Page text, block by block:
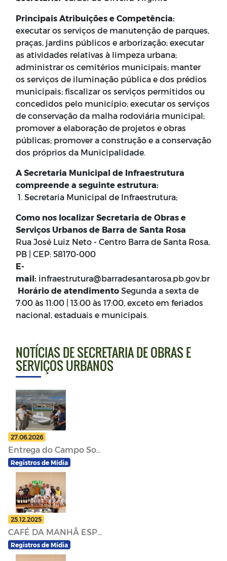
Principais Atribuições e Competência:
executar os serviços de manutenção de parques,
praças, jardins públicos e arborização; executar
as atividades relativas à limpeza urbana;
administrar os cemitérios municipais; manter
os serviços de iluminação pública e dos prédios
municipais; fiscalizar os serviços permitidos ou
concedidos pelo município; executar os serviços
de conservação da malha rodoviária municipal;
promover a elaboração de projetos e obras
públicas; promover a construção e a conservação
dos próprios da Municipalidade.
A Secretaria Municipal de Infraestrutura
compreende a seguinte estrutura:
1. Secretaria Municipal de Infraestrutura;
Como nos localizar Secretaria de Obras e
Serviços Urbanos de Barra de Santa Rosa
Rua José Luiz Neto - Centro Barra de Santa Rosa,
PB | CEP: 58170-000
E-
mail: infraestrutura@barradesantarosa.pb.gov.br
Horário de atendimento Segunda a sexta de
7:00 às 11:00 | 13:00 às 17:00, exceto em feriados
nacional, estaduais e municipais.
NOTÍCIAS DE SECRETARIA DE OBRAS E
SERVIÇOS URBANOS
27.06.2026
Entrega do Campo So...
Registros de Mídia
25.12.2025
CAFÉ DA MANHÃ ESP...
Registros de Mídia